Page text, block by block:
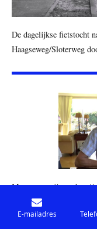
De dagelijkse fietstocht
Haagseweg/Sloterweg
Meer over mijn
interviews:
E-mailadres